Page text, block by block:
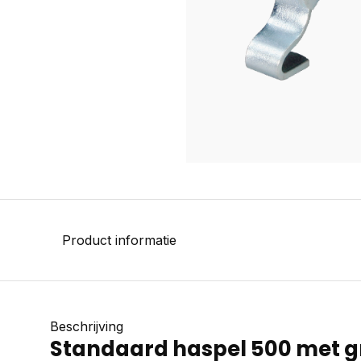
Product informatie
Beschrijving
Standaard haspel 500 met